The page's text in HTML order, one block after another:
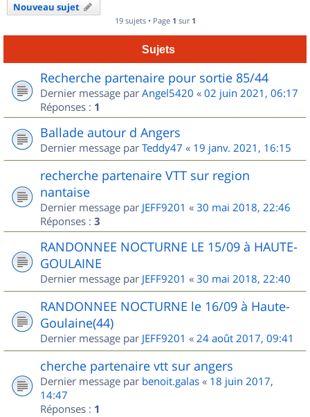
Nouveau sujet
19 sujets • Page 1 sur 1
Sujets
Recherche partenaire pour sortie 85/44
Dernier message par Angel5420 « 02 juin 2021, 06:17
Réponses : 1
Ballade autour d Angers
Dernier message par Teddy47 « 19 janv. 2021, 16:15
recherche partenaire VTT sur region
nantaise
Dernier message par JEFF9201 « 30 mai 2018, 22:46
Réponses : 3
RANDONNEE NOCTURNE LE 15/09 à HAUTE-
GOULAINE
Dernier message par JEFF9201 « 30 mai 2018, 22:40
RANDONNEE NOCTURNE le 16/09 à Haute-
Goulaine(44)
Dernier message par JEFF9201 « 24 août 2017, 09:41
cherche partenaire vtt sur angers
Dernier message par benoit.galas « 18 juin 2017,
14:47
Réponses : 1